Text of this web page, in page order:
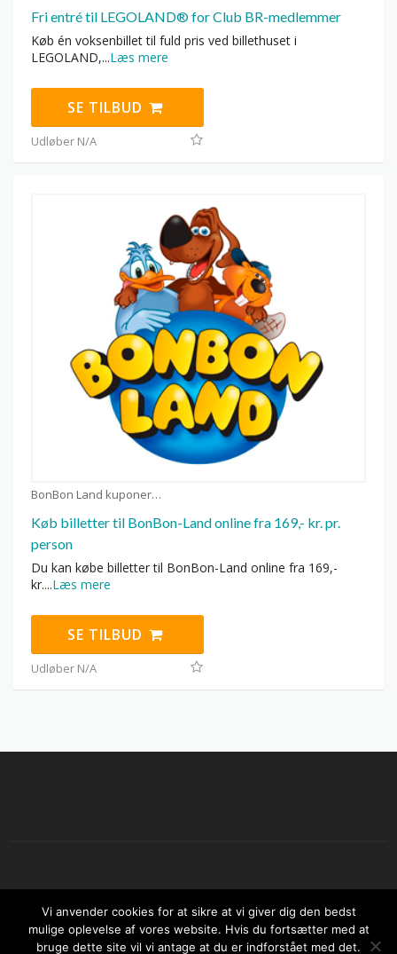
Fri entré til LEGOLAND® for Club BR-medlemmer
Køb én voksenbillet til fuld pris ved billethuset i
LEGOLAND,...Læs mere
SE TILBUD
Udløber N/A
BonBon Land kuponer
Køb billetter til BonBon-Land online fra 169,- kr. pr.
person
Du kan købe billetter til BonBon-Land online fra 169,-
kr....Læs mere
SE TILBUD
Udløber N/A
Copyright © 2026 Sjov sommer i Danmark. All Rights Reserved.
Kontakt os
Om SjovSommer.dk
Annoncering
Rabatkuponer
Rejsetilbud
Vi anvender cookies for at sikre at vi giver dig den bedst
mulige oplevelse af vores website. Hvis du fortsætter med at
bruge dette site vil vi antage at du er indforstået med det.